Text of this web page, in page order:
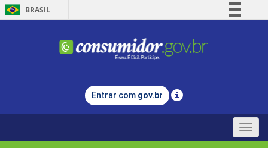
BRASIL
Comunica BR
Legislação
Entrar com gov.br
Toggle